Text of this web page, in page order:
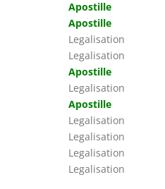
Apostille
Apostille
Legalisation
Legalisation
Apostille
Legalisation
Apostille
Legalisation
Legalisation
Legalisation
Legalisation